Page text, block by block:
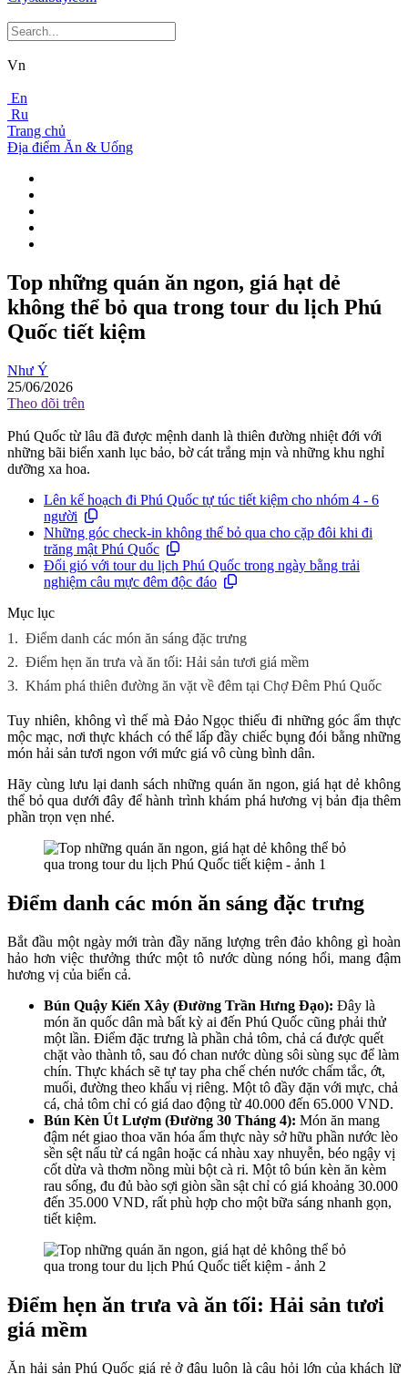
Vn
En
Ru
Trang chủ
Địa điểm Ăn & Uống
Top những quán ăn ngon, giá hạt dẻ
không thể bỏ qua trong tour du lịch Phú
Quốc tiết kiệm
Như Ý
25/06/2026
Theo dõi trên
Phú Quốc từ lâu đã được mệnh danh là thiên đường nhiệt đới với
những bãi biển xanh lục bảo, bờ cát trắng mịn và những khu nghỉ
dưỡng xa hoa.
Lên kế hoạch đi Phú Quốc tự túc tiết kiệm cho nhóm 4 - 6
người
Những góc check-in không thể bỏ qua cho cặp đôi khi đi
trăng mật Phú Quốc
Đổi gió với tour du lịch Phú Quốc trong ngày bằng trải
nghiệm câu mực đêm độc đáo
Mục lục
1. Điểm danh các món ăn sáng đặc trưng
2. Điểm hẹn ăn trưa và ăn tối: Hải sản tươi giá mềm
3. Khám phá thiên đường ăn vặt về đêm tại Chợ Đêm Phú Quốc
Tuy nhiên, không vì thế mà Đảo Ngọc thiếu đi những góc ẩm thực
mộc mạc, nơi thực khách có thể lấp đầy chiếc bụng đói bằng những
món hải sản tươi ngon với mức giá vô cùng bình dân.
Hãy cùng lưu lại danh sách những quán ăn ngon, giá hạt dẻ không
thể bỏ qua dưới đây để hành trình khám phá hương vị bản địa thêm
phần trọn vẹn nhé.
Điểm danh các món ăn sáng đặc trưng
Bắt đầu một ngày mới tràn đầy năng lượng trên đảo không gì hoàn
hảo hơn việc thưởng thức một tô nước dùng nóng hổi, mang đậm
hương vị của biển cả.
Bún Quậy Kiến Xây (Đường Trần Hưng Đạo): Đây là
món ăn quốc dân mà bất kỳ ai đến Phú Quốc cũng phải thử
một lần. Điểm đặc trưng là phần chả tôm, chả cá được quết
chặt vào thành tô, sau đó chan nước dùng sôi sùng sục để làm
chín. Thực khách sẽ tự tay pha chế chén nước chấm tắc, ớt,
muối, đường theo khẩu vị riêng. Một tô đầy đặn với mực, chả
cá, chả tôm chỉ có giá dao động từ 40.000 đến 65.000 VND.
Bún Kèn Út Lượm (Đường 30 Tháng 4): Món ăn mang
đậm nét giao thoa văn hóa ẩm thực này sở hữu phần nước lèo
sền sệt nấu từ cá ngân hoặc cá nhàu xay nhuyễn, béo ngậy vị
cốt dừa và thơm nồng mùi bột cà ri. Một tô bún kèn ăn kèm
rau sống, đu đủ bào sợi giòn sần sật chỉ có giá khoảng 30.000
đến 35.000 VND, rất phù hợp cho một bữa sáng nhanh gọn,
tiết kiệm.
Điểm hẹn ăn trưa và ăn tối: Hải sản tươi
giá mềm
Ăn hải sản Phú Quốc giá rẻ ở đâu luôn là câu hỏi lớn của khách lữ